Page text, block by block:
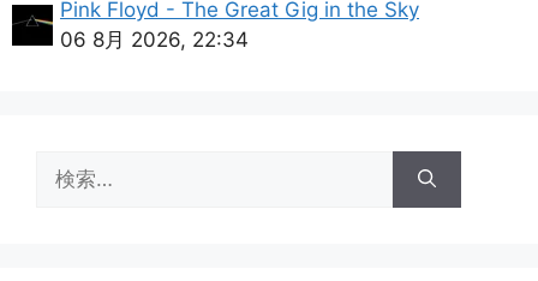
Pink Floyd - The Great Gig in the Sky
06 8月 2026, 22:34
索: